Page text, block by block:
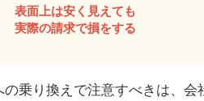
表面上は安く見えても
実際の請求で損をする
の乗り換えで注意すべきは、会